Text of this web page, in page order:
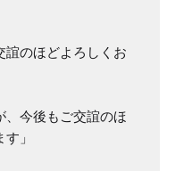
誼のほどよろしくお
、今後もご交誼のほ
」